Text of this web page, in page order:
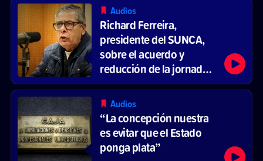
Audios
Richard Ferreira,
presidente del SUNCA,
sobre el acuerdo y
reducción de la jornada
laboral
Audios
“La concepción nuestra
es evitar que el Estado
ponga plata”